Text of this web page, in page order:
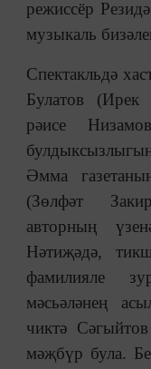
режиссёр
музыкаль
Спектакльдә
Булатов (Ирек
рәисе
Әмма
(Зөлфәт
авторның
Нәтиҗәдә,
фамилияле
мәсьәләнең
чиктә
мәҗбүр була.